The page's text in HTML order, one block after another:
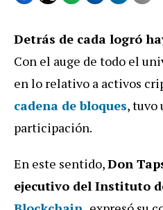
Detrás de cada logró
Con el auge de todo el
en lo relativo a activos
cadena de bloques, tuvo
participación.
En este sentido,Don
ejecutivo del Instituto